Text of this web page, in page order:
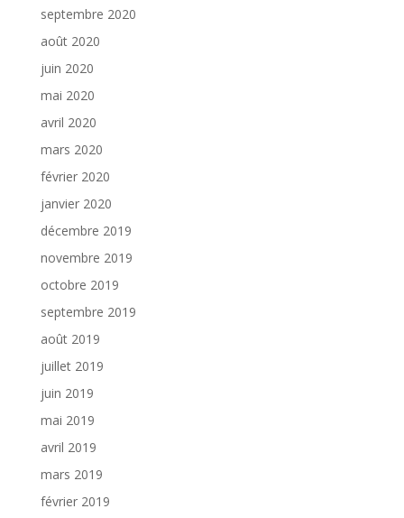
septembre 2020
août 2020
juin 2020
mai 2020
avril 2020
mars 2020
février 2020
janvier 2020
décembre 2019
novembre 2019
octobre 2019
septembre 2019
août 2019
juillet 2019
juin 2019
mai 2019
avril 2019
mars 2019
février 2019